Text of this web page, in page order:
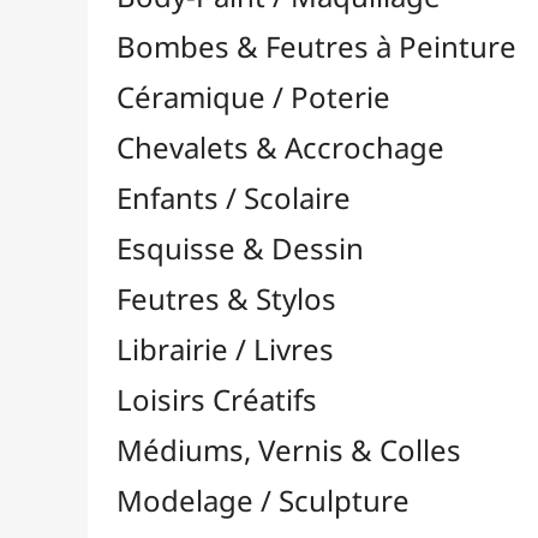
Feutres & Stylos
Librairie / Livres
Loisirs Créatifs
Médiums, Vernis & Colles
Modelage / Sculpture
Peintures / Couleurs
Résines / Moulage
Supports Dessin & Peinture
Transport / Rangement
Vannerie / Rotin
Papeterie & Bureau